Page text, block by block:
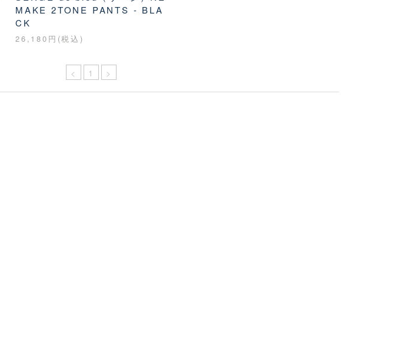
MAKE 2TONE PANTS - BLA
CK
26,180円(税込)
< 1 >